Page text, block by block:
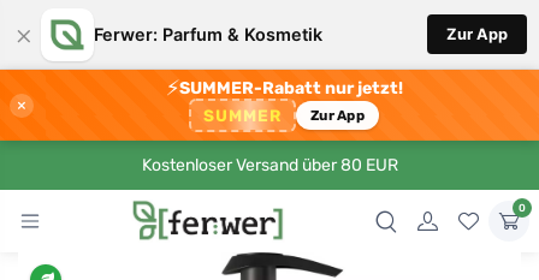
× Ferwer: Parfum & Kosmetik Zur App
×
⚡SUMMER-Rabatt nur jetzt!
SUMMER Zur App
Kostenloser Versand über 80 EUR
0